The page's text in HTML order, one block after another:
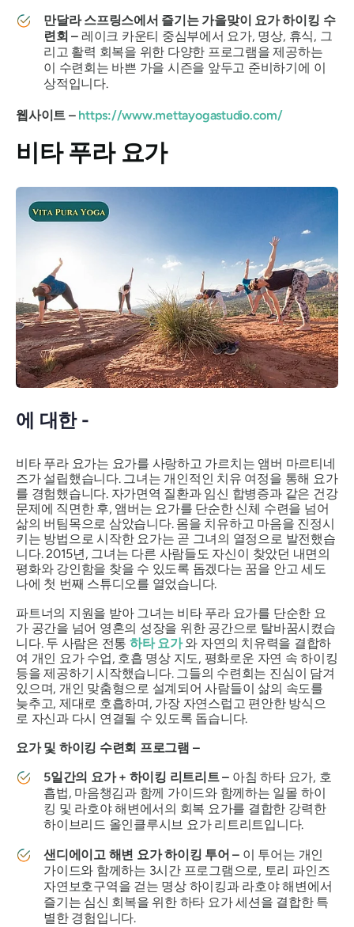
만달라 스프링스에서 즐기는 가을맞이 요가 하이킹 수
련회 – 레이크 카운티 중심부에서 요가, 명상, 휴식, 그
리고 활력 회복을 위한 다양한 프로그램을 제공하는
이 수련회는 바쁜 가을 시즌을 앞두고 준비하기에 이
상적입니다.
웹사이트 – https://www.mettayogastudio.com/
비타 푸라 요가
에 대한 -
비타 푸라 요가는 요가를 사랑하고 가르치는 앰버 마르티네
즈가 설립했습니다. 그녀는 개인적인 치유 여정을 통해 요가
를 경험했습니다. 자가면역 질환과 임신 합병증과 같은 건강
문제에 직면한 후, 앰버는 요가를 단순한 신체 수련을 넘어
삶의 버팀목으로 삼았습니다. 몸을 치유하고 마음을 진정시
키는 방법으로 시작한 요가는 곧 그녀의 열정으로 발전했습
니다. 2015년, 그녀는 다른 사람들도 자신이 찾았던 내면의
평화와 강인함을 찾을 수 있도록 돕겠다는 꿈을 안고 세도
나에 첫 번째 스튜디오를 열었습니다.
파트너의 지원을 받아 그녀는 비타 푸라 요가를 단순한 요
가 공간을 넘어 영혼의 성장을 위한 공간으로 탈바꿈시켰습
니다. 두 사람은 전통 하타 요가와 자연의 치유력을 결합하
여 개인 요가 수업, 호흡 명상 지도, 평화로운 자연 속 하이킹
등을 제공하기 시작했습니다. 그들의 수련회는 진심이 담겨
있으며, 개인 맞춤형으로 설계되어 사람들이 삶의 속도를
늦추고, 제대로 호흡하며, 가장 자연스럽고 편안한 방식으
로 자신과 다시 연결될 수 있도록 돕습니다.
요가 및 하이킹 수련회 프로그램 –
5일간의 요가 + 하이킹 리트리트 – 아침 하타 요가, 호
흡법, 마음챙김과 함께 가이드와 함께하는 일몰 하이
킹 및 라호야 해변에서의 회복 요가를 결합한 강력한
하이브리드 올인클루시브 요가 리트리트입니다.
샌디에이고 해변 요가 하이킹 투어 – 이 투어는 개인
가이드와 함께하는 3시간 프로그램으로, 토리 파인즈
자연보호구역을 걷는 명상 하이킹과 라호야 해변에서
즐기는 심신 회복을 위한 하타 요가 세션을 결합한 특
별한 경험입니다.